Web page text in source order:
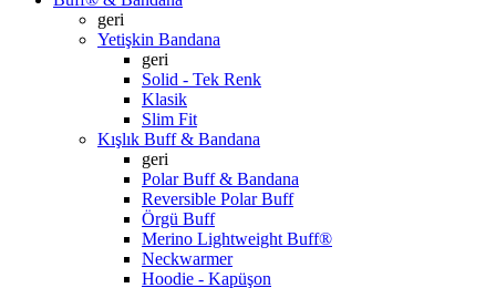
geri
Yetişkin Bandana
geri
Solid - Tek Renk
Klasik
Slim Fit
Kışlık Buff & Bandana
geri
Polar Buff & Bandana
Reversible Polar Buff
Örgü Buff
Merino Lightweight Buff®
Neckwarmer
Hoodie - Kapüşon